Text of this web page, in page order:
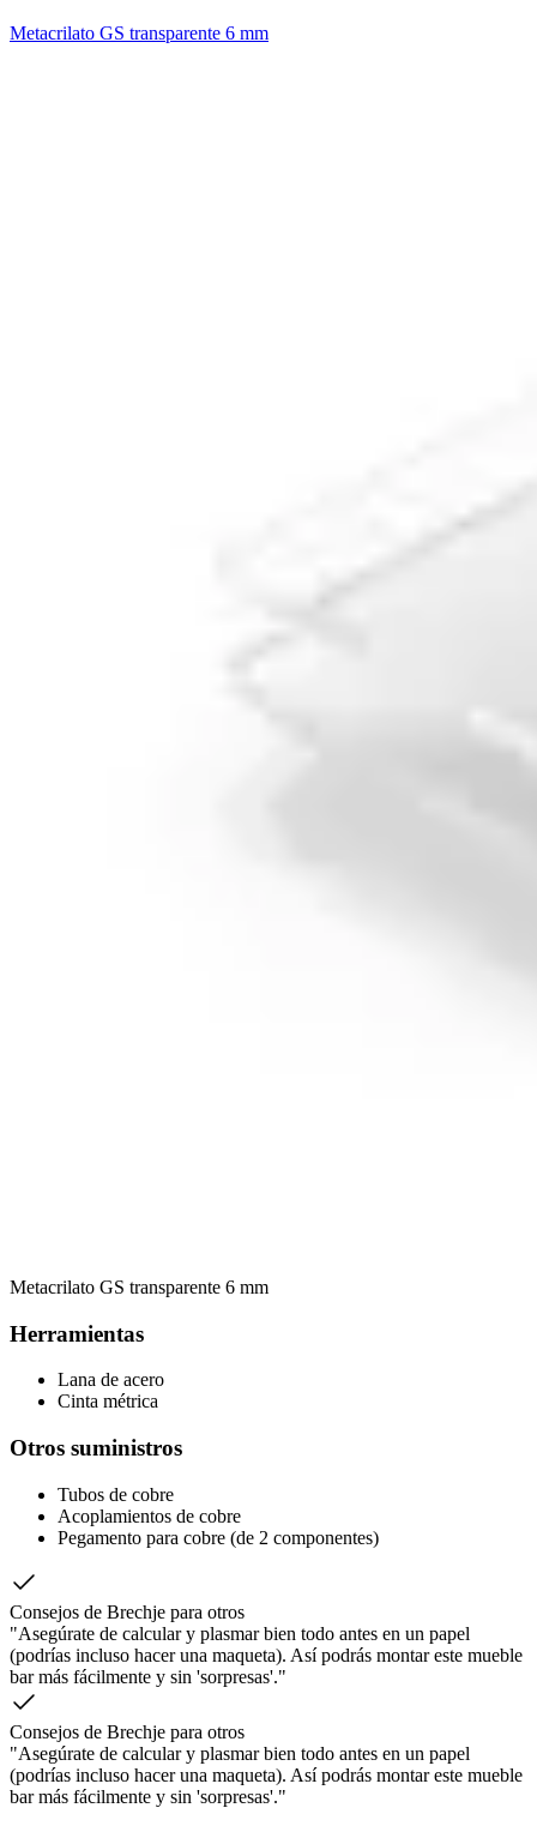
Metacrilato GS transparente 6 mm
Metacrilato GS transparente 6 mm
Herramientas
Lana de acero
Cinta métrica
Otros suministros
Tubos de cobre
Acoplamientos de cobre
Pegamento para cobre (de 2 componentes)
Consejos de Brechje para otros
"Asegúrate de calcular y plasmar bien todo antes en un papel
(podrías incluso hacer una maqueta). Así podrás montar este mueble
bar más fácilmente y sin 'sorpresas'."
Consejos de Brechje para otros
"Asegúrate de calcular y plasmar bien todo antes en un papel
(podrías incluso hacer una maqueta). Así podrás montar este mueble
bar más fácilmente y sin 'sorpresas'."